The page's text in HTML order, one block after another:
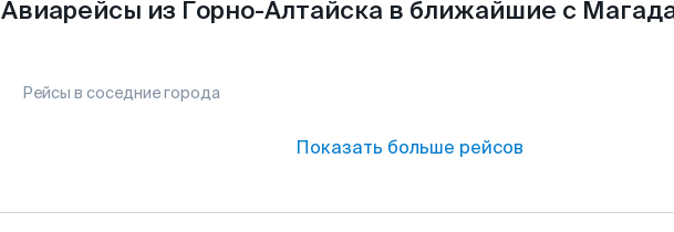
Авиарейсы из Горно-Алтайска в ближайшие с
Рейсы в соседние города
Показать больше рейсов